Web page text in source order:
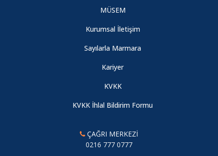
MÜSEM
Kurumsal İletişim
Sayılarla Marmara
Kariyer
KVKK
KVKK İhlal Bildirim Formu
ÇAĞRI MERKEZİ
0216 777 0777